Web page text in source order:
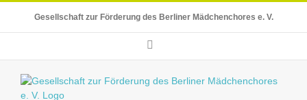
content
Gesellschaft zur Förderung des Berliner Mädchenchores e. V.